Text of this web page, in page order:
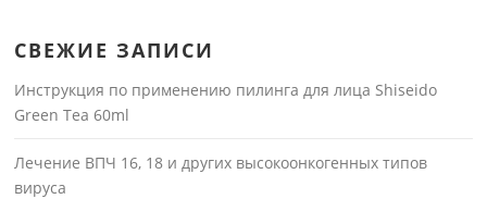
СВЕЖИЕ ЗАПИСИ
Инструкция по применению пилинга для лица Shiseido
Green Tea 60ml
Лечение ВПЧ 16, 18 и других высокоонкогенных типов
вируса